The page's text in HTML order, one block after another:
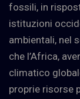
fossili, in
istituzioni
ambientali, nel
che l’Africa,
climatico
proprie risorse